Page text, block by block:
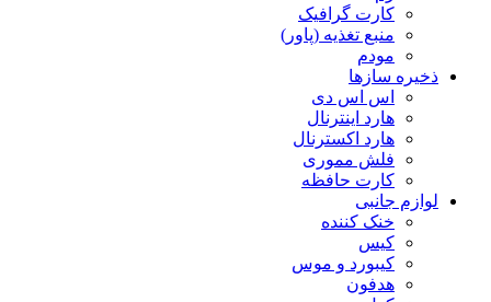
کارت گرافیک
منبع تغذیه (پاور)
مودم
ذخیره سازها
اس اس دی
هارد اینترنال
هارد اکسترنال
فلش مموری
کارت حافظه
لوازم جانبی
خنک کننده
کیس
کیبورد و موس
هدفون